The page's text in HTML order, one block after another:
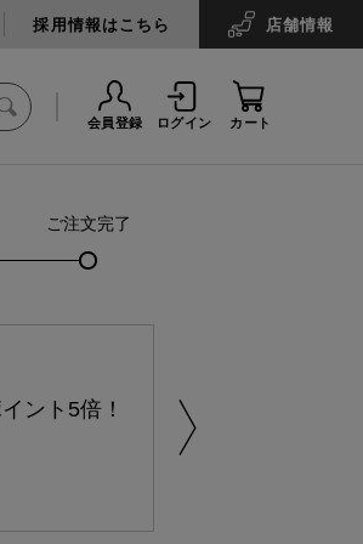
採用情報はこちら 店舗情報
会員登録 ログイン カート
ご注文完了
ント5倍！